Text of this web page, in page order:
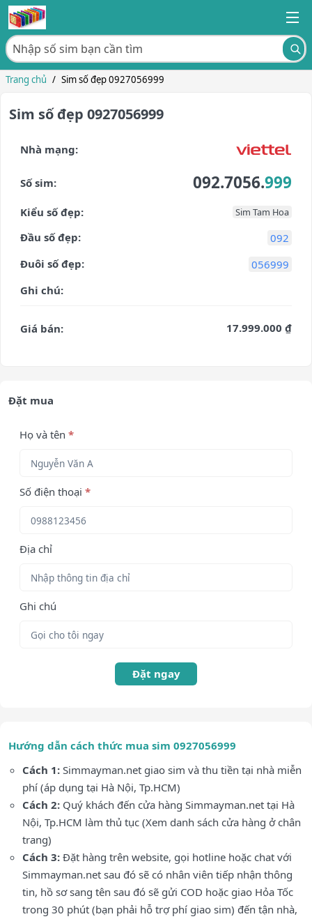
Trang chủ / Sim số đẹp 0927056999
Sim số đẹp 0927056999
Nhà mạng:
Số sim: 092.7056.999
Kiểu số đẹp: Sim Tam Hoa
Đầu số đẹp:
092
Đuôi số đẹp:
056999
Ghi chú:
Giá bán: 17.999.000 ₫
Đặt mua
Họ và tên *
Số điện thoại *
Địa chỉ
Ghi chú
Đặt ngay
Hướng dẫn cách thức mua sim 0927056999
Cách 1: Simmayman.net giao sim và thu tiền tại nhà miễn
phí (áp dụng tại Hà Nội, Tp.HCM)
Cách 2: Quý khách đến cửa hàng Simmayman.net tại Hà
Nội, Tp.HCM làm thủ tục (Xem danh sách cửa hàng ở chân
trang)
Cách 3: Đặt hàng trên website, gọi hotline hoặc chat với
Simmayman.net sau đó sẽ có nhân viên tiếp nhận thông
tin, hồ sơ sang tên sau đó sẽ gửi COD hoặc giao Hỏa Tốc
trong 30 phút (bạn phải hỗ trợ phí giao sim) đến tận nhà,